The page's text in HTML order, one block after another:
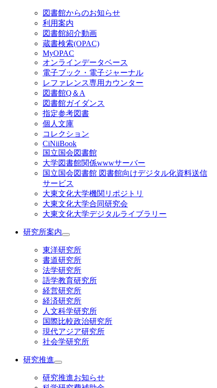
図書館からのお知らせ
利用案内
図書館紹介動画
蔵書検索(OPAC)
MyOPAC
オンラインデータベース
電子ブック・電子ジャーナル
レファレンス専用カウンター
図書館Q＆A
図書館ガイダンス
指定参考図書
個人文庫
コレクション
CiNiiBook
国立国会図書館
大学図書館関係wwwサーバー
国立国会図書館 図書館向けデジタル化資料送信
サービス
大東文化大学機関リポジトリ
大東文化大学合同研究会
大東文化大学デジタルライブラリー
研究所案内
東洋研究所
書道研究所
法学研究所
語学教育研究所
経営研究所
経済研究所
人文科学研究所
国際比較政治研究所
現代アジア研究所
社会学研究所
研究推進
研究推進お知らせ